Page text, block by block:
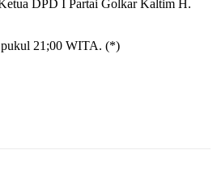
DPD I Partai Golkar Kaltim H.
pukul 21;00 WITA. (*)